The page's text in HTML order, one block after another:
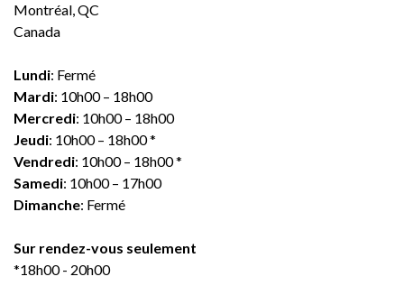
Montréal, QC
Canada
Lundi: Fermé
Mardi: 10h00 – 18h00
Mercredi: 10h00 – 18h00
Jeudi: 10h00 – 18h00 *
Vendredi: 10h00 – 18h00 *
Samedi: 10h00 – 17h00
Dimanche: Fermé
Sur rendez-vous seulement
*18h00 - 20h00